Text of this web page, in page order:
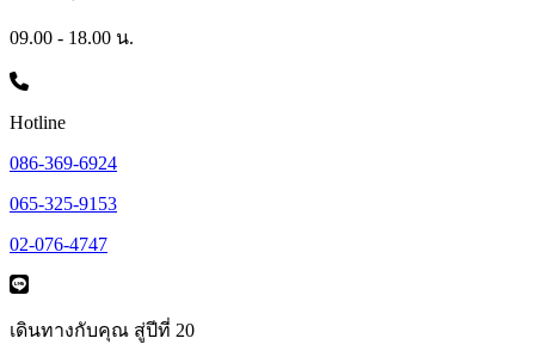
09.00 - 18.00 น.
Hotline
086-369-6924
065-325-9153
02-076-4747
เดินทางกับคุณ สู่ปีที่ 20